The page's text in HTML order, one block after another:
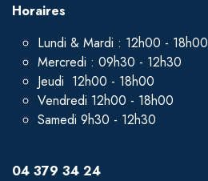
Horaires
Lundi & Mardi : 12h00 - 18h00
Mercredi : 09h30 - 12h30
Jeudi 12h00 - 18h00
Vendredi 12h00 - 18h00
Samedi 9h30 - 12h30
04 379 34 24